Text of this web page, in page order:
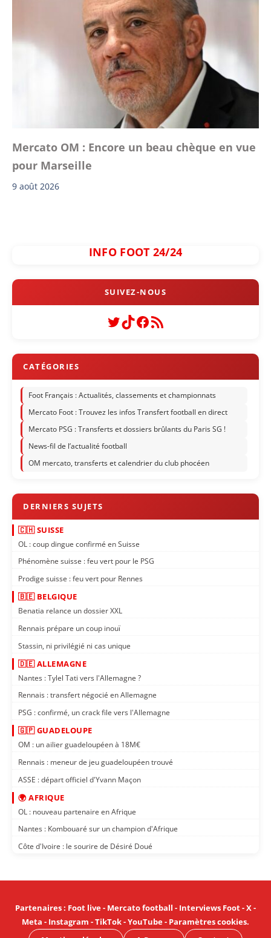
Mercato OM : Encore un beau chèque en vue
pour Marseille
9 août 2026
INFO FOOT 24/24
Twitter
TikTok
Facebook
Flux RSS
Foot Français : Actualités, classements et championnats
Mercato Foot : Trouvez les infos Transfert football en direct
Mercato PSG : Transferts et dossiers brûlants du Paris SG !
News-fil de l’actualité football
OM mercato, transferts et calendrier du club phocéen
🇨🇭 SUISSE
OL : coup dingue confirmé en Suisse
Phénomène suisse : feu vert pour le PSG
Prodige suisse : feu vert pour Rennes
🇧🇪 BELGIQUE
Benatia relance un dossier XXL
Rennais prépare un coup inouï
Stassin, ni privilégié ni cas unique
🇩🇪 ALLEMAGNE
Nantes : Tylel Tati vers l'Allemagne ?
Rennais : transfert négocié en Allemagne
PSG : confirmé, un crack file vers l'Allemagne
🇬🇵 GUADELOUPE
OM : un ailier guadeloupéen à 18M€
Rennais : meneur de jeu guadeloupéen trouvé
ASSE : départ officiel d'Yvann Maçon
🌍 AFRIQUE
OL : nouveau partenaire en Afrique
Nantes : Kombouaré sur un champion d'Afrique
Côte d'Ivoire : le sourire de Désiré Doué
Partenaires: Foot live- Mercato football - Interviews Foot-X-
Meta - Instagram -TikTok-YouTube- Paramètres cookies.